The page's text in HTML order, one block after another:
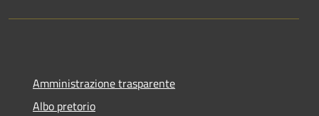
Amministrazione trasparente
Albo pretorio